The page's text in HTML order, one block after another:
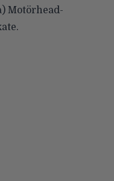
Motörhead-